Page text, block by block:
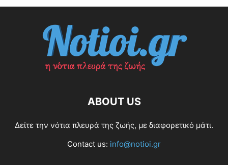
ABOUT US
Δείτε την νότια πλευρά της ζωής, με διαφορετικό μάτι.
Contact us: info@notioi.gr